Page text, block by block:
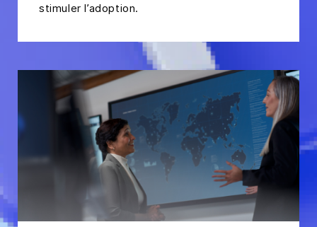
stimuler l’adoption.